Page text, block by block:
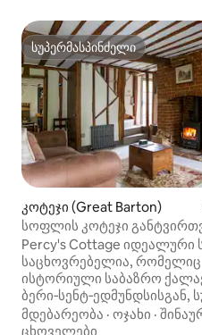
სუპერმასპინძელი
სუპერმასპინძელი
კოტეჯი (Great Barton)
სოფლის კოტეჯი
საუნით
Percy's Cottage
საცხოვრებელია, რომელიც
ისტორიული საბაზრო
ბერი‑სენტ‑ედმუნდსისგან,
5 კილომეტრში
გააუმჯობესეთ თქვენი
მდებარეობა · ოჯახი ·
ცხოველები